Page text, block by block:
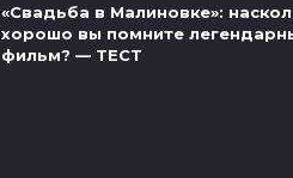
«Свадьба в Малиновке»:
хорошо вы помните
фильм? — ТЕСТ